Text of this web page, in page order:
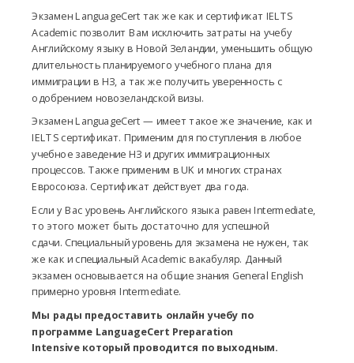
Экзамен LanguageCert так же как и сертификат IELTS
Academic позволит Вам исключить затраты на учебу
Английскому языку в Новой Зеландии, уменьшить общую
длительность планируемого учебного плана для
иммиграции в НЗ, а так же получить уверенность с
одобрением новозеландской визы.
Экзамен LanguageCert — имеет такое же значение, как и
IELTS сертификат. Применим для поступления в любое
учебное заведение НЗ и других иммиграционных
процессов. Также применим в UK и многих странах
Евросоюза. Сертификат действует два года.
Если у Вас уровень Английского языка равен Intermediate,
то этого может быть достаточно для успешной
сдачи. Специальный уровень для экзамена не нужен, так
же как и специальный Academic вакабуляр. Данный
экзамен основывается на общие знания General English
примерно уровня Intermediate.
Мы рады предоставить онлайн учебу по
программе LanguageCert Preparation
Intensive который проводится по выходным.